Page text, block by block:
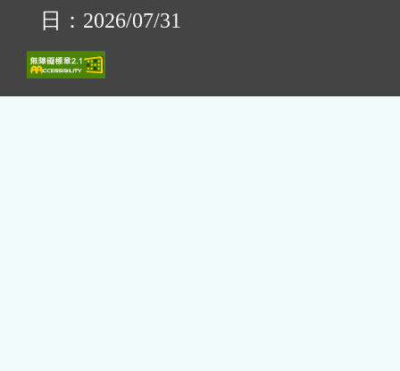
日：2026/07/31